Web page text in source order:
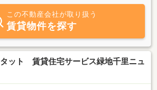
ト、店舗、事務所等）はもちろん、売買（新築
新築マンション、中古マンション等）リフォー
、管理等、不動産に関することならなんでもお
い。
この不動産会社が取り扱う
賃貸物件を探す
タット 賃貸住宅サービス緑地千里ニュ